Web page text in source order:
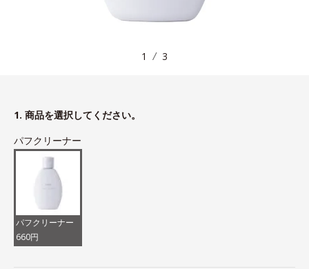
1 3
1. 商品を選択してください。
パフクリーナー
パフクリーナー
660円